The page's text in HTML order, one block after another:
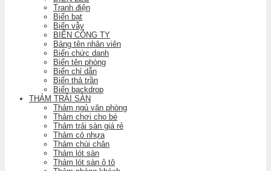
Tranh điện
Biển bạt
Biển vẫy
BIỂN CÔNG TY
Bảng tên nhân viên
Biển chức danh
Biển tên phòng
Biển chỉ dẫn
Biển thả trần
Biển backdrop
THẢM TRẢI SÀN
Thảm ngủ văn phòng
Thảm chơi cho bé
Thảm trải sàn giá rẻ
Thảm cỏ nhựa
Thảm chùi chân
Thảm lót sàn
Thảm lót sàn ô tô